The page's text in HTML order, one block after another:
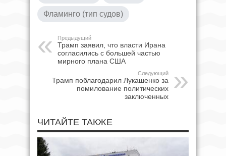
Фламинго (тип судов)
Предыдущий
Трамп заявил, что власти Ирана
согласились с большей частью
мирного плана США
Следующий
Трамп поблагодарил Лукашенко за
помилование политических
заключенных
ЧИТАЙТЕ ТАКЖЕ